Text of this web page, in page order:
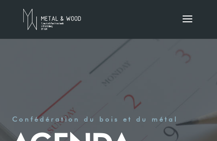
Confédération du bois et du métal